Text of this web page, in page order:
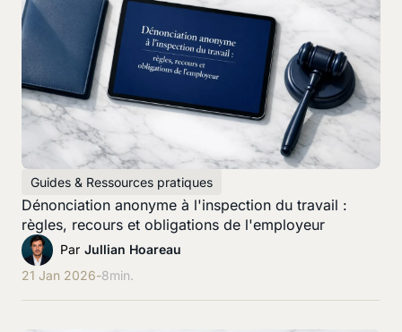
Guides & Ressources pratiques
Dénonciation anonyme à l'inspection du travail :
règles, recours et obligations de l'employeur
Par Jullian Hoareau
21 Jan 2026-8min.